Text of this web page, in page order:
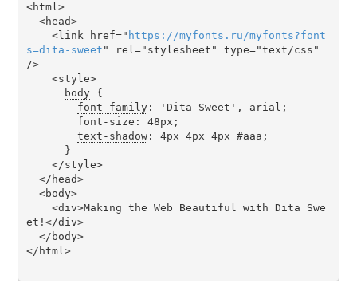
<html>
    <link href="
https ://myfonts . ru/myfonts?font
s=dita-sweet " rel="stylesheet" type="text/css"
/>
body {
font-family: 'Dita Sweet', arial;
font-size : 48px;
text-shadow: 4px 4px 4px #aaa;
et!</div>
</html>